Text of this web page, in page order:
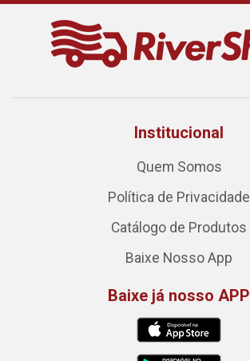
Institucional
Quem Somos
Política de Privacidade
Catálogo de Produtos
Baixe Nosso App
Baixe já nosso APP